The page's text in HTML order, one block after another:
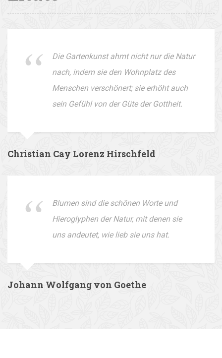
Die Gartenkunst ahmt nicht nur die Natur
nach, indem sie den Wohnplatz des
Menschen verschönert; sie erhöht auch
sein Gefühl von der Güte der Gottheit.
Christian Cay Lorenz Hirschfeld
Blumen sind die schönen Worte und
Hieroglyphen der Natur, mit denen sie
uns andeutet, wie lieb sie uns hat.
Johann Wolfgang von Goethe